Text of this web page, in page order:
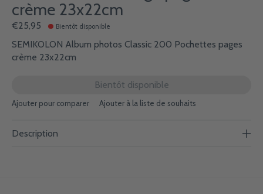
crème 23x22cm
€25,95 Bientôt disponible
SEMIKOLON Album photos Classic 200 Pochettes pages
crème 23x22cm
Bientôt disponible
Ajouter pour comparer Ajouter à la liste de souhaits
Description